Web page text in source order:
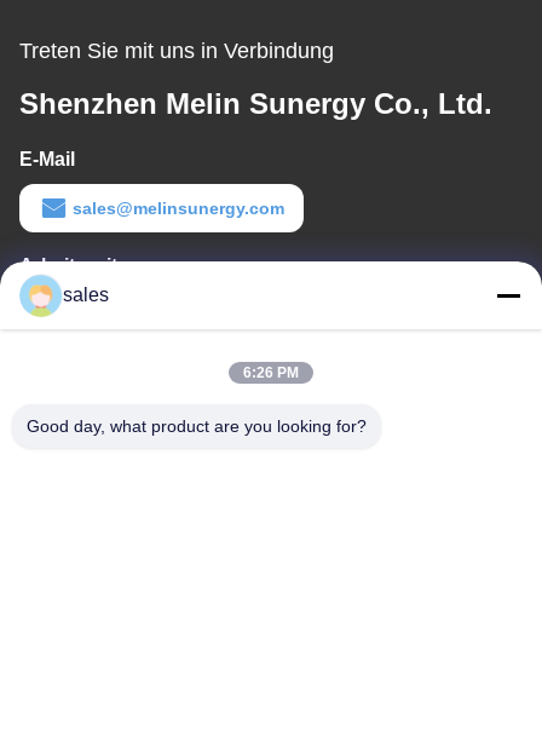
Treten Sie mit uns in Verbindung
Shenzhen Melin Sunergy Co., Ltd.
E-Mail
sales@melinsunergy.com
Arbeitszeit
8:30-18:00
Zimmer 709, Block 2 von Anbo.
sales
6:26 PM
Good day, what product are you looking for?